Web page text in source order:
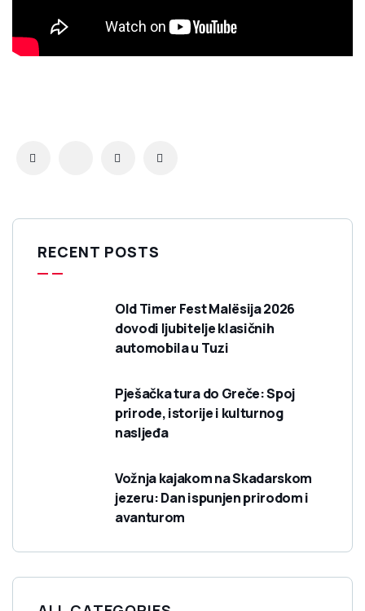
RECENT POSTS
Old Timer Fest Malësija 2026
dovodi ljubitelje klasičnih
automobila u Tuzi
Pješačka tura do Greče: Spoj
prirode, istorije i kulturnog
nasljeđa
Vožnja kajakom na Skadarskom
jezeru: Dan ispunjen prirodom i
avanturom